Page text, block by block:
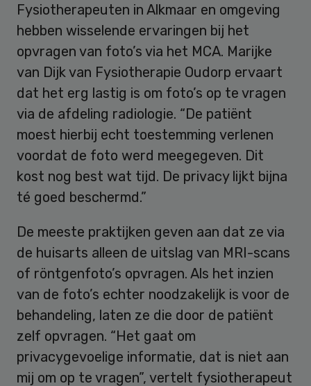
Fysiotherapeuten in Alkmaar en omgeving
hebben wisselende ervaringen bij het
opvragen van foto’s via het MCA. Marijke
van Dijk van Fysiotherapie Oudorp ervaart
dat het erg lastig is om foto’s op te vragen
via de afdeling radiologie. “De patiënt
moest hierbij echt toestemming verlenen
voordat de foto werd meegegeven. Dit
kost nog best wat tijd. De privacy lijkt bijna
té goed beschermd.”
De meeste praktijken geven aan dat ze via
de huisarts alleen de uitslag van MRI-scans
of röntgenfoto’s opvragen. Als het inzien
van de foto’s echter noodzakelijk is voor de
behandeling, laten ze die door de patiënt
zelf opvragen. “Het gaat om
privacygevoelige informatie, dat is niet aan
mij om op te vragen”, vertelt fysiotherapeut